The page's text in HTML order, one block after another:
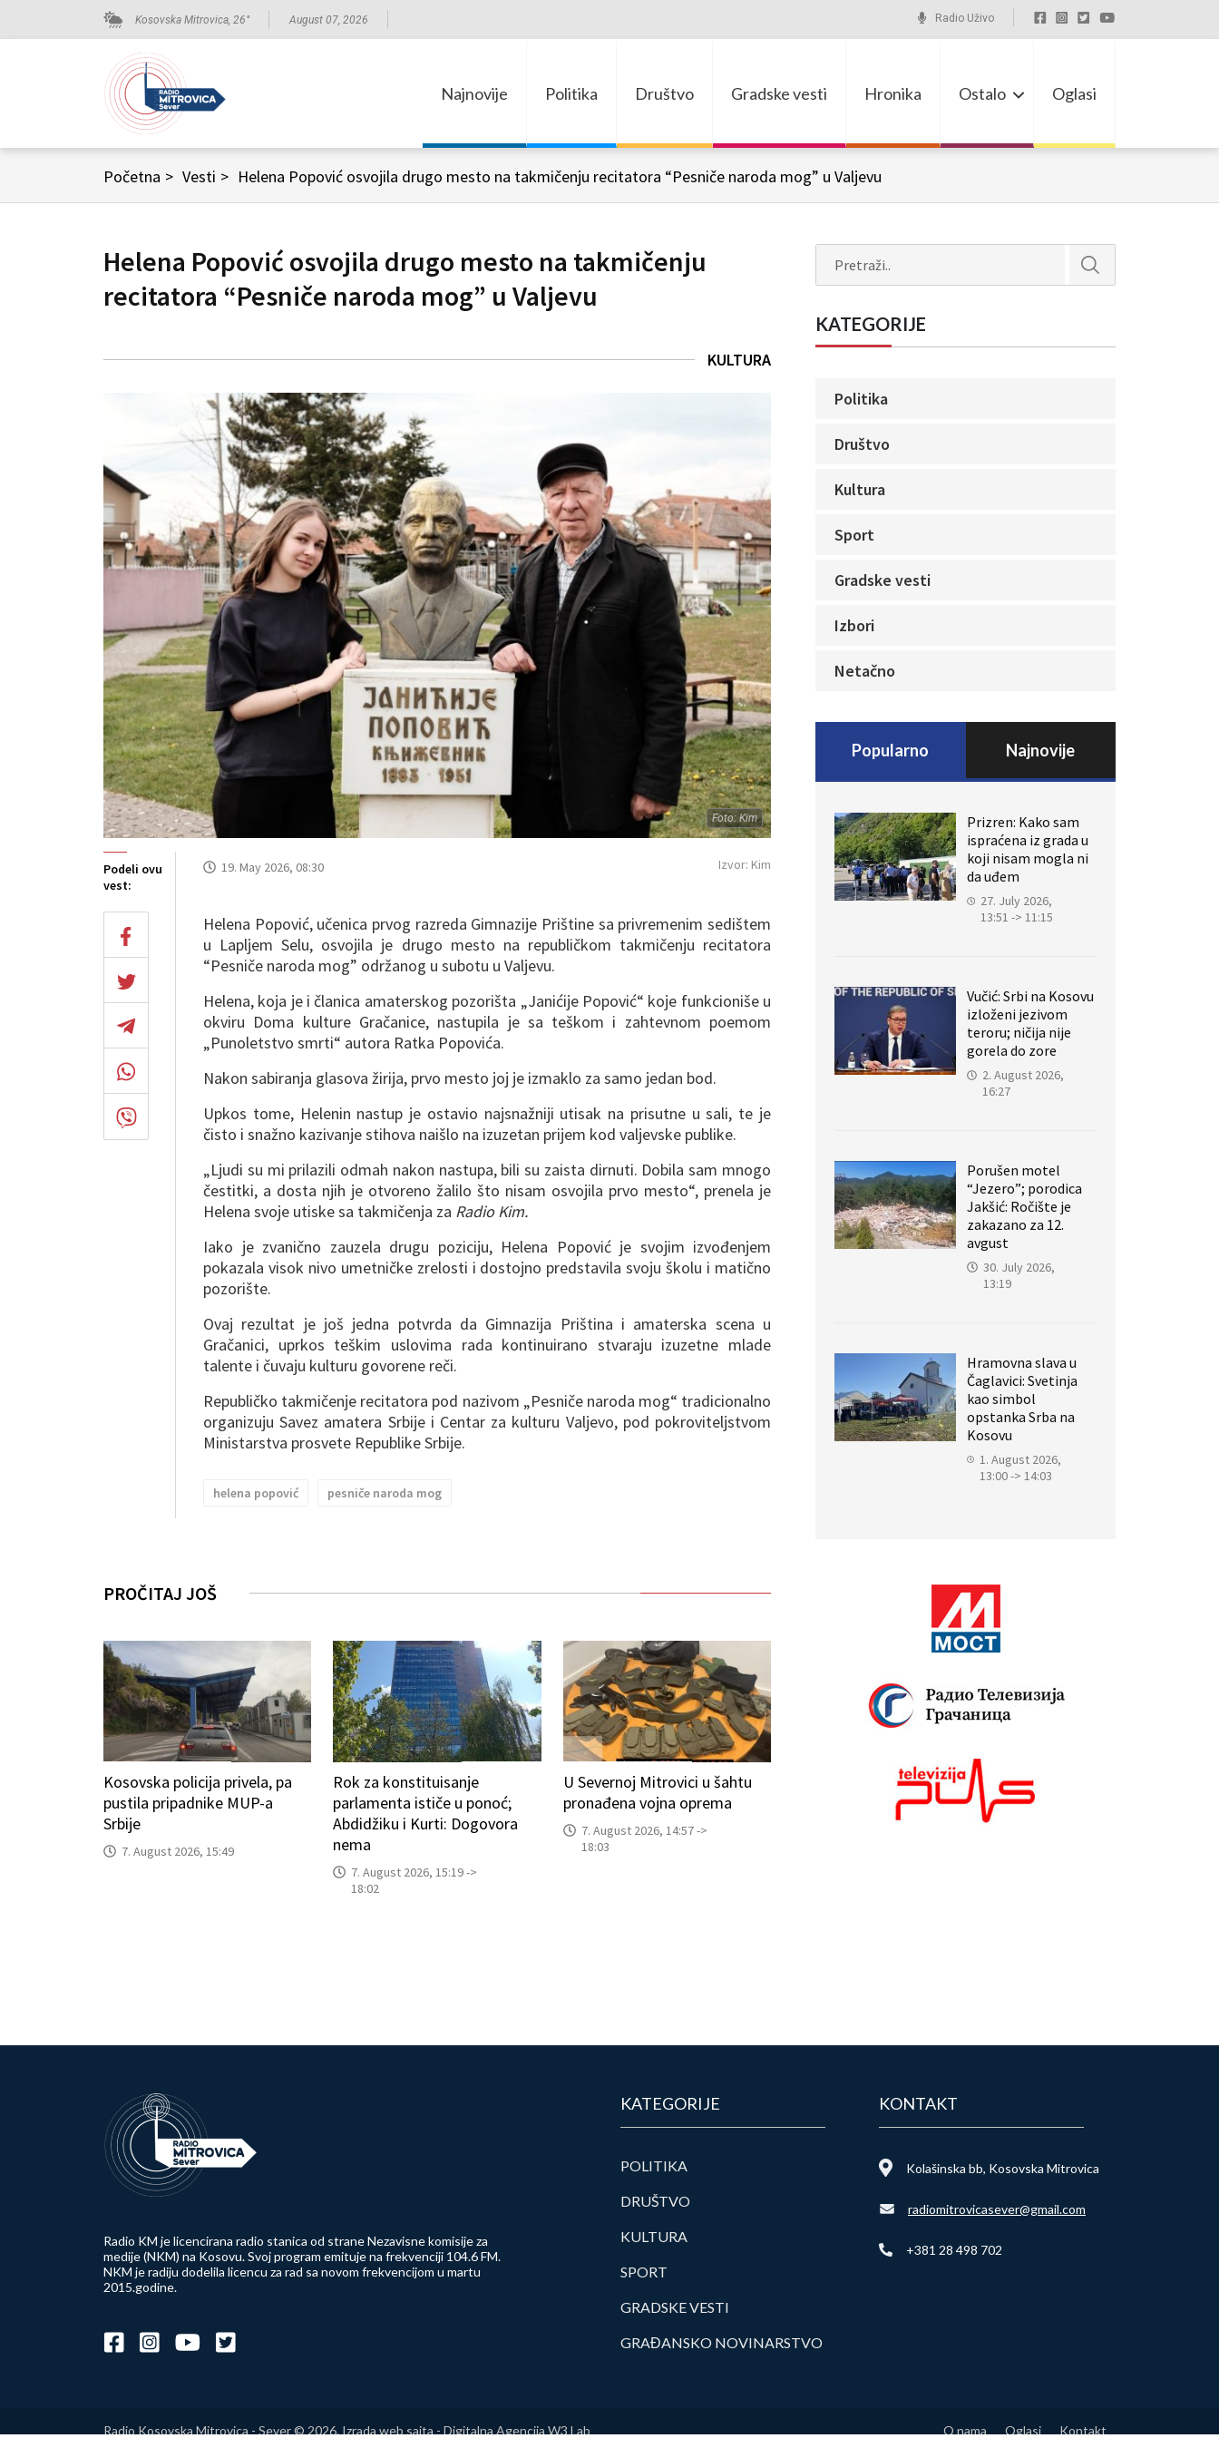
Kosovska Mitrovica, 26° August 07, 2026 Radio Uživo
Najnovije Politika Društvo Gradske vesti Hronika Ostalo Oglasi
Početna > Vesti > Helena Popović osvojila drugo mesto na takmičenju recitatora “Pesniče naroda mog” u Valjevu
Helena Popović osvojila drugo mesto na takmičenju
recitatora “Pesniče naroda mog” u Valjevu
KULTURA
Foto: Kim
Podeli ovu
vest:
19. May 2026, 08:30 Izvor: Kim
Helena Popović, učenica prvog razreda Gimnazije Prištine sa privremenim sedištem
u Lapljem Selu, osvojila je drugo mesto na republičkom takmičenju recitatora
“Pesniče naroda mog” održanog u subotu u Valjevu.
Helena, koja je i članica amaterskog pozorišta „Janićije Popović“ koje funkcioniše u
okviru Doma kulture Gračanice, nastupila je sa teškom i zahtevnom poemom
„Punoletstvo smrti“ autora Ratka Popovića.
Nakon sabiranja glasova žirija, prvo mesto joj je izmaklo za samo jedan bod.
Upkos tome, Helenin nastup je ostavio najsnažniji utisak na prisutne u sali, te je
čisto i snažno kazivanje stihova naišlo na izuzetan prijem kod valjevske publike.
„Ljudi su mi prilazili odmah nakon nastupa, bili su zaista dirnuti. Dobila sam mnogo
čestitki, a dosta njih je otvoreno žalilo što nisam osvojila prvo mesto“, prenela je
Helena svoje utiske sa takmičenja za Radio Kim.
Iako je zvanično zauzela drugu poziciju, Helena Popović je svojim izvođenjem
pokazala visok nivo umetničke zrelosti i dostojno predstavila svoju školu i matično
pozorište.
Ovaj rezultat je još jedna potvrda da Gimnazija Priština i amaterska scena u
Gračanici, uprkos teškim uslovima rada kontinuirano stvaraju izuzetne mlade
talente i čuvaju kulturu govorene reči.
Republičko takmičenje recitatora pod nazivom „Pesniče naroda mog“ tradicionalno
organizuju Savez amatera Srbije i Centar za kulturu Valjevo, pod pokroviteljstvom
Ministarstva prosvete Republike Srbije.
helena popović pesniče naroda mog
PROČITAJ JOŠ
Kosovska policija privela, pa
pustila pripadnike MUP-a
Srbije
7. August 2026, 15:49
Rok za konstituisanje
parlamenta ističe u ponoć;
Abdidžiku i Kurti: Dogovora
nema
7. August 2026, 15:19 ->
18:02
U Severnoj Mitrovici u šahtu
pronađena vojna oprema
7. August 2026, 14:57 ->
18:03
KATEGORIJE
Politika
Društvo
Kultura
Sport
Gradske vesti
Izbori
Netačno
Popularno Najnovije
Prizren: Kako sam
ispraćena iz grada u
koji nisam mogla ni
da uđem
27. July 2026,
13:51 -> 11:15
Vučić: Srbi na Kosovu
izloženi jezivom
teroru; ničija nije
gorela do zore
2. August 2026,
16:27
Porušen motel
“Jezero”; porodica
Jakšić: Ročište je
zakazano za 12.
avgust
30. July 2026,
13:19
Hramovna slava u
Čaglavici: Svetinja
kao simbol
opstanka Srba na
Kosovu
1. August 2026,
13:00 -> 14:03
Radio KM je licencirana radio stanica od strane Nezavisne komisije za
medije (NKM) na Kosovu. Svoj program emituje na frekvenciji 104.6 FM.
NKM je radiju dodelila licencu za rad sa novom frekvencijom u martu
2015.godine.
KATEGORIJE
POLITIKA
DRUŠTVO
KULTURA
SPORT
GRADSKE VESTI
GRAĐANSKO NOVINARSTVO
KONTAKT
Kolašinska bb, Kosovska Mitrovica
radiomitrovicasever@gmail.com
+381 28 498 702
Radio Kosovska Mitrovica - Sever © 2026. Izrada web sajta - Digitalna Agencija W3 Lab O nama Oglasi Kontakt